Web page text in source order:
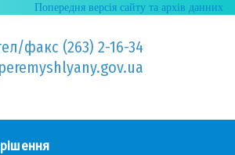
Попередня версія сайту та архів данних
факс (263) 2-16-34